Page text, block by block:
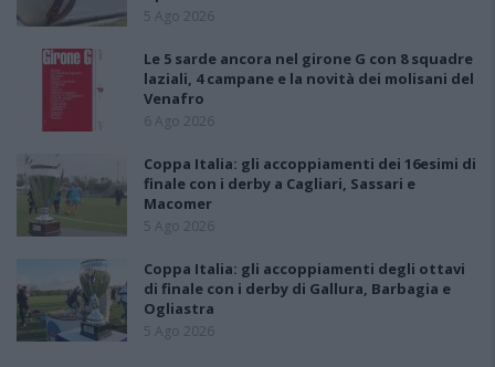
5 Ago 2026
Le 5 sarde ancora nel girone G con 8 squadre
laziali, 4 campane e la novità dei molisani del
Venafro
6 Ago 2026
Coppa Italia: gli accoppiamenti dei 16esimi di
finale con i derby a Cagliari, Sassari e
Macomer
5 Ago 2026
Coppa Italia: gli accoppiamenti degli ottavi
di finale con i derby di Gallura, Barbagia e
Ogliastra
5 Ago 2026